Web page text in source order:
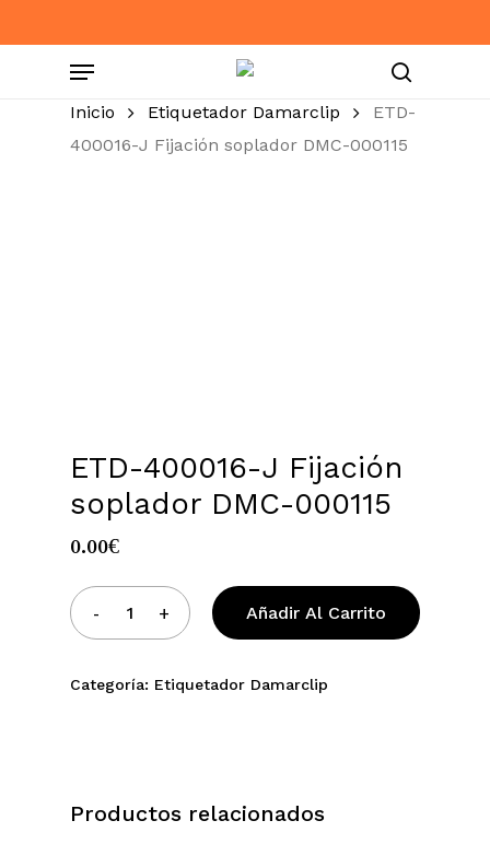
to
Menu
Inicio Etiquetador Damarclip
ETD-
400016-J Fijación soplador DMC-000115
ETD-400016-J Fijación
soplador DMC-000115
0.00€
Añadir Al Carrito
Categoría: Etiquetador Damarclip
Productos relacionados